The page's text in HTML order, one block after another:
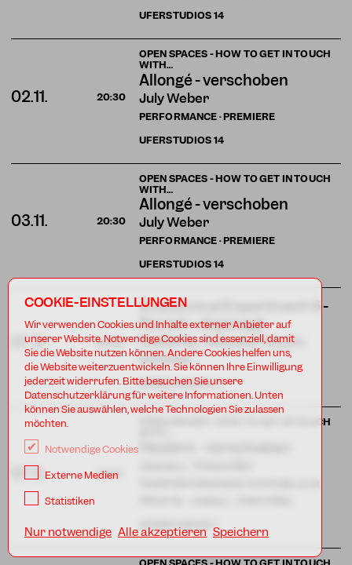
UFERSTUDIOS14
OPEN SPACES - HOW TO GET IN TOUCH
WITH…
Allongé - verschoben
July Weber
PERFORMANCE · PREMIERE
02.11. 20:30
UFERSTUDIOS14
OPEN SPACES - HOW TO GET IN TOUCH
WITH…
Allongé - verschoben
July Weber
PERFORMANCE · PREMIERE
03.11. 20:30
UFERSTUDIOS14
Anatomical Experiment 6 -
Revisit - abgesagt
Suddenly , Natsuko Tezuka
SHOWING
07.11. 18:00
UFERSTUDIOS5
OPEN SPACES - HOW TO GET IN TOUCH
07.11. 19:00
UFERSTUDIOS 1
COOKIE-EINSTELLUNGEN
Wir verwenden Cookies und Inhalte externer Anbieter auf
unserer Website. Notwendige Cookies sind essenziell, damit
Sie die Website nutzen können. Andere Cookies helfen uns,
die Website weiterzuentwickeln. Sie können Ihre Einwilligung
jederzeit widerrufen. Bitte besuchen Sie unsere
Datenschutzerklärung für weitere Informationen. Unten
können Sie auswählen, welche Technologien Sie zulassen
möchten.
Notwendige Cookies
Externe Medien
Statistiken
Nur notwendige Alle akzeptieren Speichern